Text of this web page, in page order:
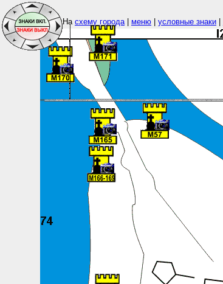
На схему города| меню условные знаки